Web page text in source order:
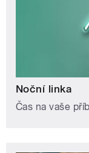
Noční linka
Čas na vaše